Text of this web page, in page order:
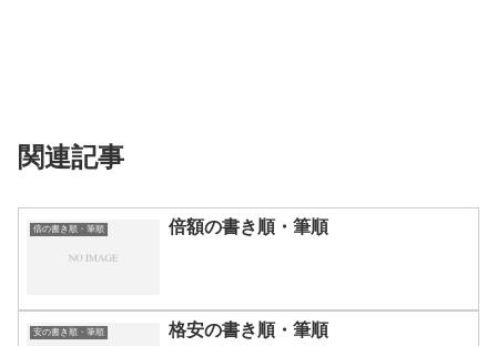
関連記事
倍の書き順・筆順 倍額の書き順・筆順
安の書き順・筆順 格安の書き順・筆順